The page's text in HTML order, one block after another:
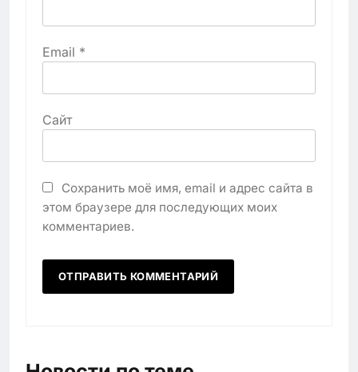
Email *
Сайт
Сохранить моё имя, email и адрес сайта в
этом браузере для последующих моих
комментариев.